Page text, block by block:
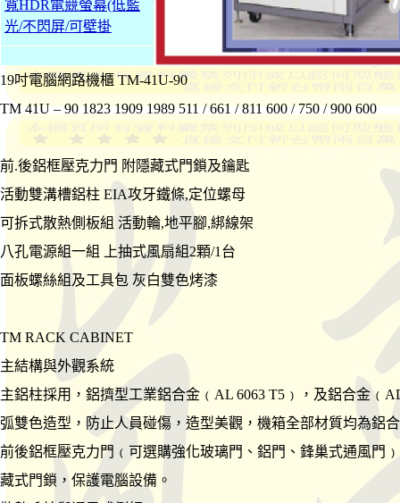
寬HDR電競螢幕(低藍
光/不閃屏/可壁掛
19吋電腦網路機櫃 TM-41U-90
TM 41U – 90 1823 1909 1989 511 / 661 / 811 600 / 750 / 900 600
前.後鋁框壓克力門 附隱藏式門鎖及鑰匙
活動雙溝槽鋁柱 EIA攻牙鐵條,定位螺母
可拆式散熱側板組 活動輪,地平腳,綁線架
八孔電源組一組 上抽式風扇組2顆/1台
面板螺絲組及工具包 灰白雙色烤漆
TM RACK CABINET
主結構與外觀系統
主鋁柱採用，鋁擠型工業鋁合金﹙AL 6063 T5﹚，及鋁合金
弧雙色造型，防止人員碰傷，造型美觀，機箱全部材質均為鋁
前後鋁框壓克力門﹙可選購強化玻璃門、鋁門、鋒巢式通風門
藏式門鎖，保護電腦設備。